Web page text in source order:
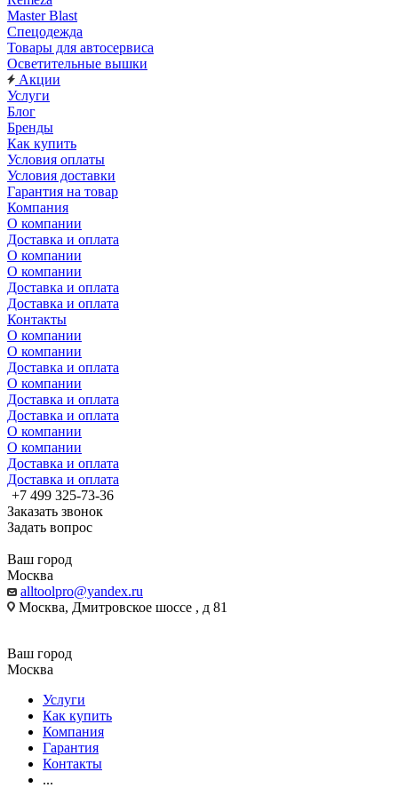
Master Blast
Спецодежда
Товары для автосервиса
Осветительные вышки
Акции
Услуги
Блог
Бренды
Как купить
Условия оплаты
Условия доставки
Гарантия на товар
Компания
О компании
Доставка и оплата
О компании
О компании
Доставка и оплата
Доставка и оплата
Контакты
О компании
О компании
Доставка и оплата
О компании
Доставка и оплата
Доставка и оплата
О компании
О компании
Доставка и оплата
Доставка и оплата
+7 499 325-73-36
Заказать звонок
Задать вопрос
Ваш город
Москва
alltoolpro@yandex.ru
Москва, Дмитровское шоссе , д 81
Ваш город
Москва
Услуги
Как купить
Компания
Гарантия
Контакты
...